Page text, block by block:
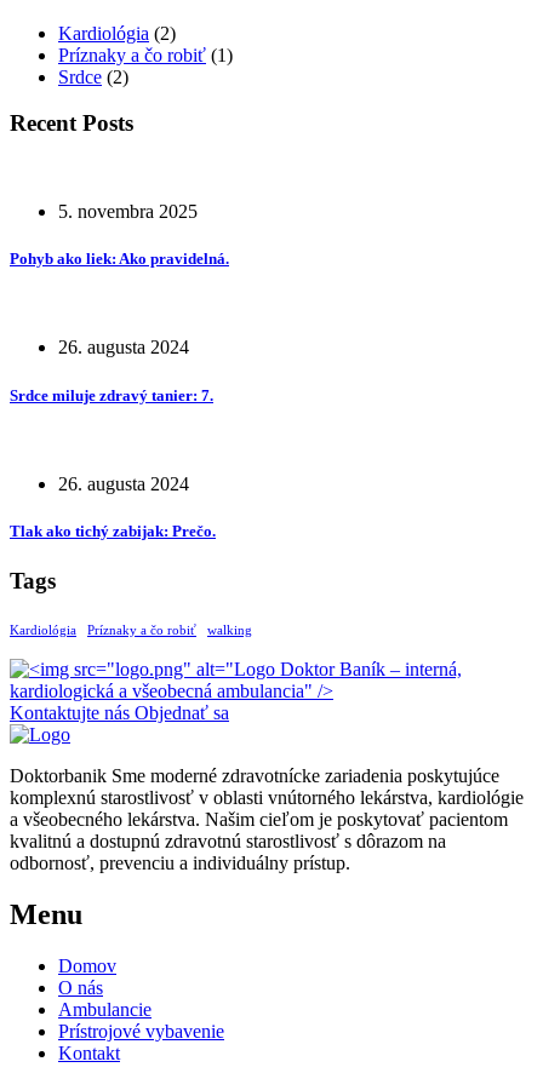
Kardiológia (2)
Príznaky a čo robiť (1)
Srdce (2)
Recent Posts
5. novembra 2025
Pohyb ako liek: Ako pravidelná.
26. augusta 2024
Srdce miluje zdravý tanier: 7.
26. augusta 2024
Tlak ako tichý zabijak: Prečo.
Tags
Kardiológia Príznaky a čo robiť walking
Kontaktujte nás Objednať sa
Doktorbanik Sme moderné zdravotnícke zariadenia poskytujúce
komplexnú starostlivosť v oblasti vnútorného lekárstva, kardiológie
a všeobecného lekárstva. Našim cieľom je poskytovať pacientom
kvalitnú a dostupnú zdravotnú starostlivosť s dôrazom na
odbornosť, prevenciu a individuálny prístup.
Menu
Domov
O nás
Ambulancie
Prístrojové vybavenie
Kontakt